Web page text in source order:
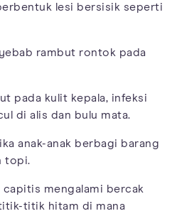
lesi bersisik seperti
rambut rontok pada
pada kulit kepala, infeksi
di alis dan bulu mata.
anak-anak berbagi barang
topi.
capitis mengalami bercak
titik hitam di mana